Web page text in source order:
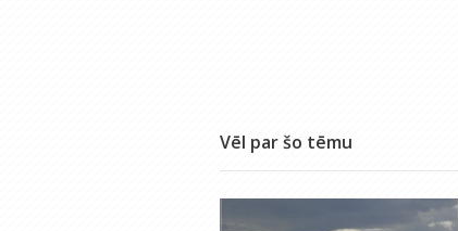
Vēl par šo tēmu